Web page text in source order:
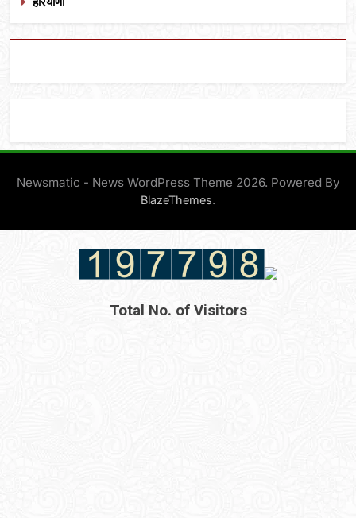
Newsmatic - News WordPress Theme 2026. Powered By
BlazeThemes.
Total No. of Visitors